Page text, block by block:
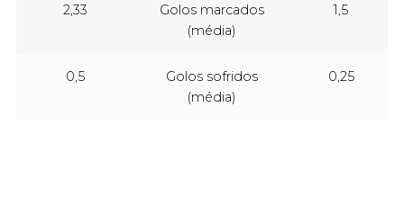
2,33
Golos marcados
(média)
1,5
0,5
Golos sofridos
(média)
0,25